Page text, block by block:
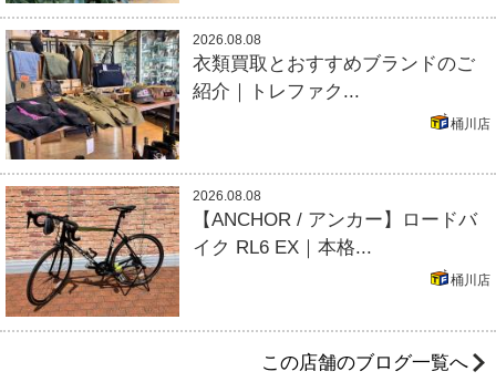
2026.08.08
衣類買取とおすすめブランドのご
紹介｜トレファク...
桶川店
2026.08.08
【ANCHOR / アンカー】ロードバ
イク RL6 EX｜本格...
桶川店
この店舗のブログ一覧へ